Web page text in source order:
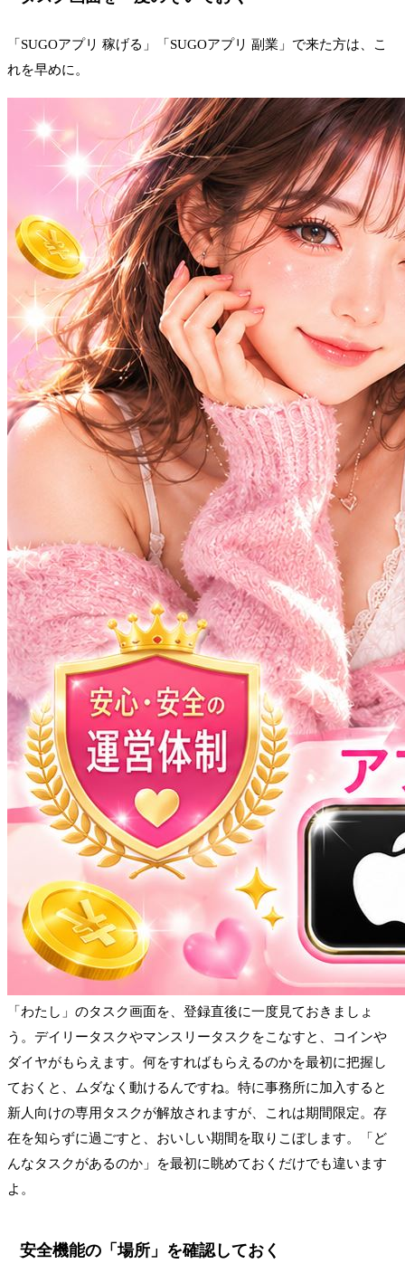
「SUGOアプリ 稼げる」「SUGOアプリ 副業」で来た方は、こ
れを早めに。
「わたし」のタスク画面を、登録直後に一度見ておきましょ
う。デイリータスクやマンスリータスクをこなすと、コインや
ダイヤがもらえます。何をすればもらえるのかを最初に把握し
ておくと、ムダなく動けるんですね。特に事務所に加入すると
新人向けの専用タスクが解放されますが、これは期間限定。存
在を知らずに過ごすと、おいしい期間を取りこぼします。「ど
んなタスクがあるのか」を最初に眺めておくだけでも違います
よ。
安全機能の「場所」を確認しておく